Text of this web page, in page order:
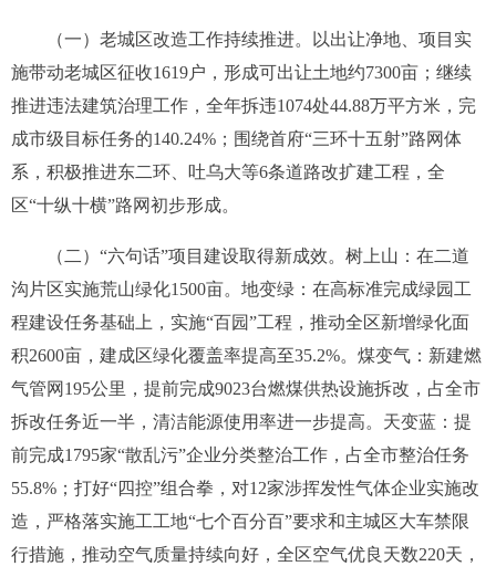
（一）老城区改造工作持续推进。
以出让净地、项目实
施带动老城区征收1619户，形成可出让土地约7300亩；继续
推进违法建筑治理工作，全年拆违1074处44.88万平方米，完
成市级目标任务的140.24% ；围绕首府“三环十五射”路网体
系，积极推进东二环、吐乌大等6条道路改扩建工程，全
区“十纵十横”路网初步形成。
（二）“六句话”项目建设取得新成效。 树上山：在二道
沟片区实施荒山绿化1500亩。地变绿：在高标准完成绿园工
程建设任务基础上，实施“百园”工程，推动全区新增绿化面
积2600亩，建成区绿化覆盖率提高至35.2%。煤变气：新建燃
气管网 195公里，提前完成9023台燃煤供热设施拆改，占全市
拆改任务近一半，清洁能源使用率进一步提高。天变蓝：提
前完成1795家“散乱污”企业分类整治工作，占全市整治任务
55.8% ；打好“四控”组合拳，对12家涉挥发性气体企业实施改
造，严格落实施工工地“七个百分百”要求和主城区大车禁限
行措施，推动空气质量持续向好，全区空气优良天数220天，